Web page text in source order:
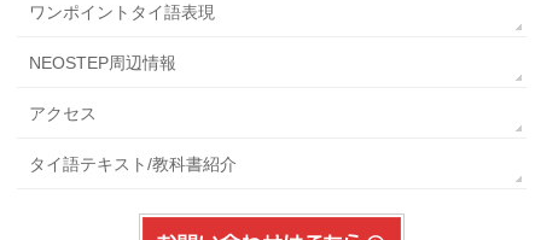
ワンポイントタイ語表現
NEOSTEP周辺情報
アクセス
タイ語テキスト/教科書紹介